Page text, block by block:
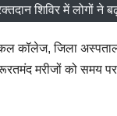
शिविर में लोगों ने
कॉलेज, जिला
मरीजों को समय